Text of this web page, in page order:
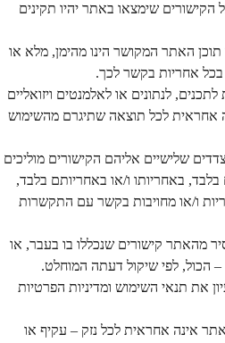
שימצאו באתר יהיו תקינים
האתר המקושר הינו מהימן, מלא או
אחריות בקשר לכך.
לנתונים או לאלמנטים ויזואליים
אחראית לכל תוצאה שתיגרם מהשימוש
שלישיים אליהם הקישורים מוליכים
באחריותו ו/או באחריותם בלבד,
ו/או מחויבות בקשר עם התקשרות
מהאתר קישורים שנכללו בו בעבר, או
הכול, לפי שיקול דעתה המוחלט.
את תנאי השימוש ומדיניות הפרטיות
אינה אחראית לכל נזק – עקיף או